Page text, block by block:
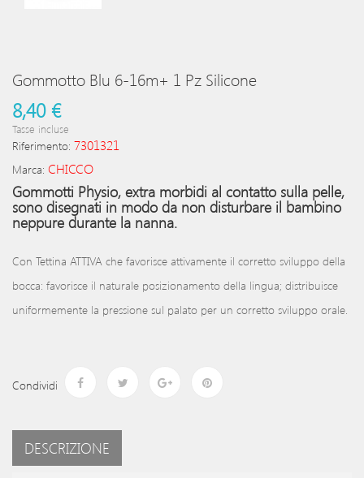
Gommotto Blu 6-16m+ 1 Pz Silicone
8,40 €
Tasse incluse
Riferimento: 7301321
Marca: CHICCO
Gommotti Physio, extra morbidi al contatto sulla pelle,
sono disegnati in modo da non disturbare il bambino
neppure durante la nanna.
Con Tettina ATTIVA che favorisce attivamente il corretto sviluppo della
bocca: favorisce il naturale posizionamento della lingua; distribuisce
uniformemente la pressione sul palato per un corretto sviluppo orale.
Condividi
DESCRIZIONE